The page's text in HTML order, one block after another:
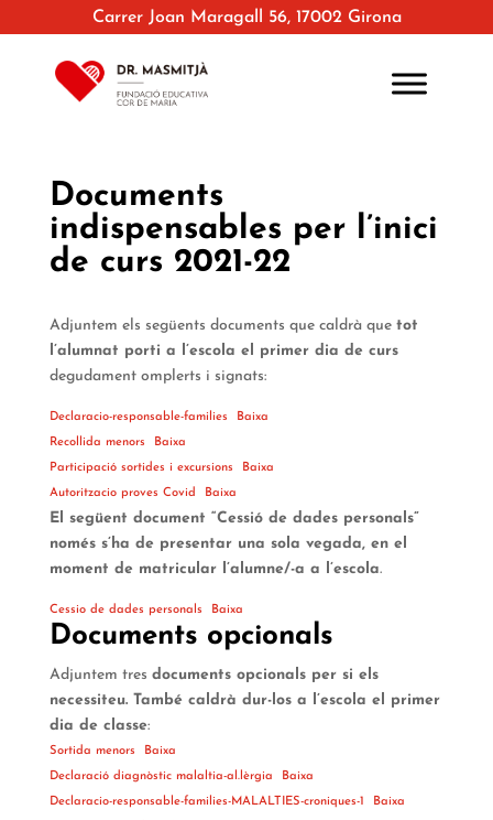
Carrer Joan Maragall 56, 17002 Girona
Documents
indispensables per l’inici
de curs 2021-22
Adjuntem els següents documents que caldrà que tot
l’alumnat porti a l’escola el primer dia de curs
degudament omplerts i signats:
Declaracio-responsable-families Baixa
Recollida menors Baixa
Participació sortides i excursions Baixa
Autoritzacio proves Covid Baixa
El següent document “Cessió de dades personals”
només s’ha de presentar una sola vegada, en el
moment de matricular l’alumne/-a a l’escola.
Cessio de dades personals Baixa
Documents opcionals
Adjuntem tres documents opcionals per si els
necessiteu. També caldrà dur-los a l’escola el primer
dia de classe:
Sortida menors Baixa
Declaració diagnòstic malaltia-al.lèrgia Baixa
Declaracio-responsable-families-MALALTIES-croniques-1 Baixa